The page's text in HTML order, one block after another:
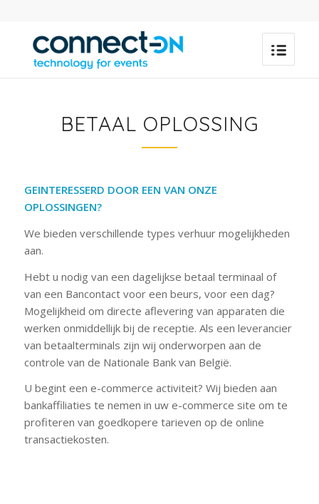
BETAAL OPLOSSING
GEINTERESSERD DOOR EEN VAN ONZE
OPLOSSINGEN?
We bieden verschillende types verhuur mogelijkheden
aan.
Hebt u nodig van een dagelijkse betaal terminaal of
van een Bancontact voor een beurs, voor een dag?
Mogelijkheid om directe aflevering van apparaten die
werken onmiddellijk bij de receptie. Als een leverancier
van betaalterminals zijn wij onderworpen aan de
controle van de Nationale Bank van België.
U begint een e-commerce activiteit? Wij bieden aan
bankaffiliaties te nemen in uw e-commerce site om te
profiteren van goedkopere tarieven op de online
transactiekosten.